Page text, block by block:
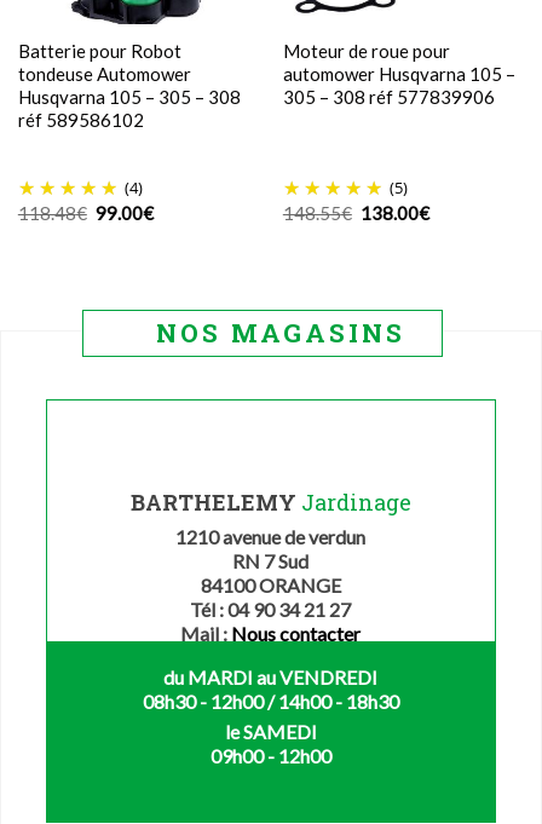
Batterie pour Robot
tondeuse Automower
Husqvarna 105 – 305 – 308
réf 589586102
(4)
118.48€ Le
prix
99.00€Le
prix
Moteur de roue pour
automower Husqvarna 105 –
305 – 308 réf 577839906
(5)
148.55€ Le
prix
138.00€Le
prix
NOS MAGASINS
BARTHELEMY Jardinage
1210 avenue de verdun
RN 7 Sud
84100 ORANGE
Tél : 04 90 34 21 27
Mail : Nous contacter
du MARDI au VENDREDI
08h30 - 12h00 / 14h00 - 18h30
le SAMEDI
09h00 - 12h00